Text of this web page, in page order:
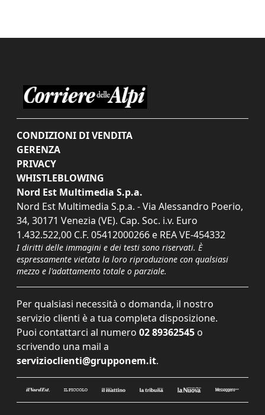
CONDIZIONI DI VENDITA
GERENZA
PRIVACY
WHISTLEBLOWING
Nord Est Multimedia S.p.a.
Nord Est Multimedia S.p.a. - Via Alessandro Poerio,
34, 30171 Venezia (VE). Cap. Soc. i.v. Euro
1.432.522,00 C.F. 05412000266 e REA VE-454332
I diritti delle immagini e dei testi sono riservati. È
espressamente vietata la loro riproduzione con qualsiasi
mezzo e l'adattamento totale o parziale.
Per qualsiasi necessità o domanda, il nostro
servizio clienti è a tua completa disposizione.
Puoi contattarci al numero 02 89362545 o
scrivendo una mail a
servizioclienti@grupponem.it.